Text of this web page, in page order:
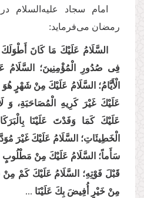
امام سجاد علیه‌السلام
رمضان می‌فرماید:
السَّلَامُ عَلَیْكَ مَا كَانَ
فِی صُدُورِ الْمُؤْمِنِینَ؛ السَّلَامُ
الْأَیَّامُ؛ السَّلَامُ عَلَیْكَ مِنْ شَهْرٍ
عَلَیْكَ‏ غَیْرَ كَرِیهِ الْمُصَاحَبَةِ، وَ
عَلَیْكَ كَمَا وَفَدْتَ عَلَیْنَا
الْخَطِیئَاتِ؛ السَّلَامُ عَلَیْكَ غَیْرَ
سَأَماً؛ السَّلَامُ عَلَیْكَ مِنْ مَطْلُوبٍ
قَبْلَ فَوْتِهِ؛ السَّلَامُ عَلَیْكَ كَمْ
مِنْ خَیْرٍ أُفِیضَ بِكَ عَلَیْنَا ...